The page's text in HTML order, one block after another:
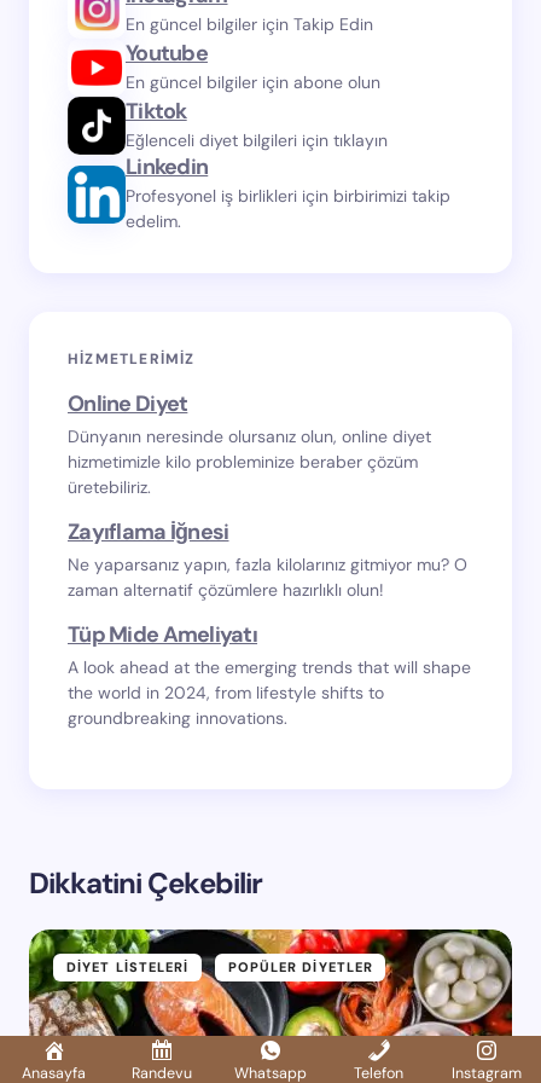
En güncel bilgiler için Takip Edin
Youtube
En güncel bilgiler için abone olun
Tiktok
Eğlenceli diyet bilgileri için tıklayın
Linkedin
Profesyonel iş birlikleri için birbirimizi takip
edelim.
HIZMETLERIMIZ
Online Diyet
Dünyanın neresinde olursanız olun, online diyet
hizmetimizle kilo probleminize beraber çözüm
üretebiliriz.
Zayıflama İğnesi
Ne yaparsanız yapın, fazla kilolarınız gitmiyor mu? O
zaman alternatif çözümlere hazırlıklı olun!
Tüp Mide Ameliyatı
A look ahead at the emerging trends that will shape
the world in 2024, from lifestyle shifts to
groundbreaking innovations.
Dikkatini Çekebilir
DIYET LISTELERI POPÜLER DIYETLER
Anasayfa Randevu Whatsapp Telefon Instagram